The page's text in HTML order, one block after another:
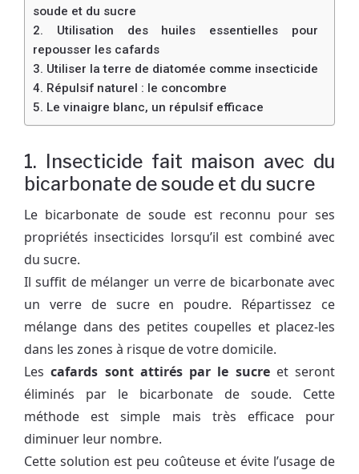
soude et du sucre
2. Utilisation des huiles essentielles pour
repousser les cafards
3. Utiliser la terre de diatomée comme insecticide
4. Répulsif naturel : le concombre
5. Le vinaigre blanc, un répulsif efficace
1. Insecticide fait maison avec du
bicarbonate de soude et du sucre
Le bicarbonate de soude est reconnu pour ses
propriétés insecticides lorsqu’il est combiné avec
du sucre.
Il suffit de mélanger un verre de bicarbonate avec
un verre de sucre en poudre. Répartissez ce
mélange dans des petites coupelles et placez-les
dans les zones à risque de votre domicile.
Lescafards sont attirés par le sucreet seront
éliminés par le bicarbonate de soude. Cette
méthode est simple mais très efficace pour
diminuer leur nombre.
Cette solution est peu coûteuse et évite l’usage de